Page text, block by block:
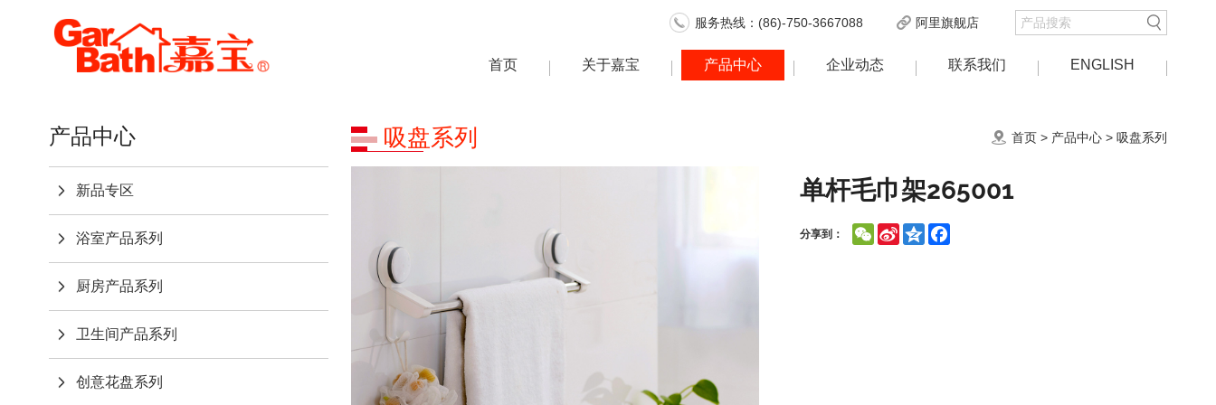
阿里旗舰店
服务热线：(86)-750-3667088
首页 关于嘉宝 产品中心 企业动态 联系我们 ENGLISH
产品中心
新品专区
浴室产品系列
厨房产品系列
卫生间产品系列
创意花盘系列
首页 > 产品中心 >吸盘系列
吸盘系列
单杆毛巾架265001
分享到： WeChatSina
Weibo
Qzone